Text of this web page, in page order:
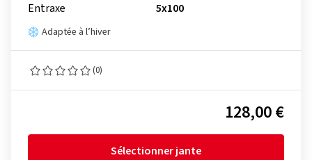
Entraxe
5x100
Adaptée à l’hiver
(0)
128,00 €
Sélectionner jante